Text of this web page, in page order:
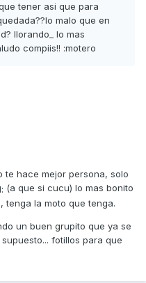
tener asi que para
malo que en
llorando_ lo mas
compiis!! :motero
te hace mejor persona, solo
(a que si cucu) lo mas bonito
tenga la moto que tenga.
un buen grupito que ya se
fotillos para que